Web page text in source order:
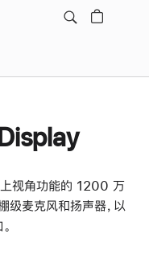
视角功能的 1200 万
麦克风和扬声器，以